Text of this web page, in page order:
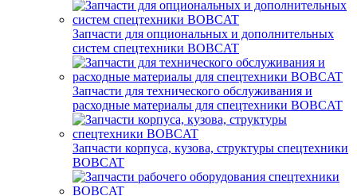
Запчасти для опциональных и дополнительных
систем спецтехники BOBCAT
Запчасти для технического обслуживания и
расходные материалы для спецтехники BOBCAT
Запчасти корпуса, кузова, структуры спецтехники
BOBCAT